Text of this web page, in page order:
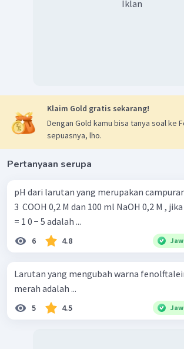
Iklan
Klaim Gold gratis sekarang!
Dengan Gold kamu bisa tanya soal ke
sepuasnya, lho.
Pertanyaan serupa
pH dari larutan yang merupakan
3 ​ COOH 0,2 M dan 100 ml NaOH 0,2 M , jika
= 1 0 − 5 adalah ...
6 4.8
Larutan yang mengubah warna
merah adalah ...
5 4.5